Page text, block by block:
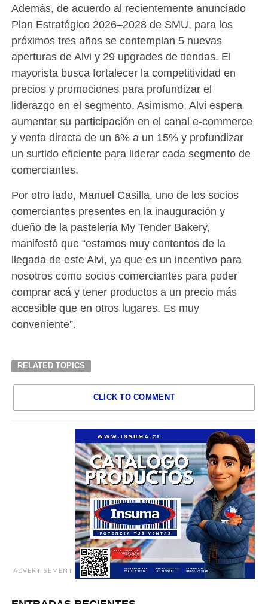
Además, de acuerdo al recientemente anunciado
Plan Estratégico 2026–2028 de SMU, para los
próximos tres años se contemplan 5 nuevas
aperturas de Alvi y 29 upgrades de tiendas. El
mayorista busca fortalecer la competitividad en
precios y promociones para profundizar el
liderazgo en el segmento. Asimismo, Alvi espera
aumentar su participación en el canal e-commerce
y venta directa de un 6% a un 15% y profundizar
un surtido eficiente para liderar cada segmento de
comerciantes.
Por otro lado, Manuel Casilla, uno de los socios
comerciantes presentes en la inauguración y
dueño de la pastelería My Tender Bakery,
manifestó que “estamos muy contentos de la
llegada de este Alvi, ya que es un incentivo para
nosotros como socios comerciantes para poder
comprar acá y tener productos a un precio más
accesible que en otros lugares. Es muy
conveniente”.
RELATED TOPICS
CLICK TO COMMENT
ADVERTISEMENT